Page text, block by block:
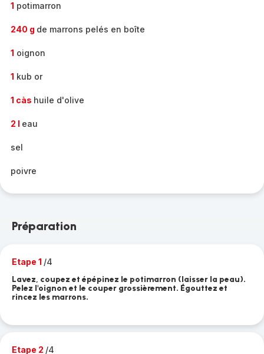
1 potimarron
240 g de marrons pelés en boîte
1 oignon
1 kub or
1 càs huile d'olive
2 l eau
sel
poivre
Préparation
Etape 1 /4
Lavez, coupez et épépinez le potimarron (laisser la peau).
Pelez l'oignon et le couper grossièrement. Égouttez et
rincez les marrons.
Etape 2 /4